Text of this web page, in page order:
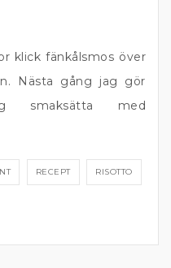
klick fänkålsmos över
Nästa gång jag gör
smaksätta med
RECEPT RISOTTO